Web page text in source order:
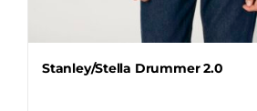
Stanley/Stella Drummer 2.0